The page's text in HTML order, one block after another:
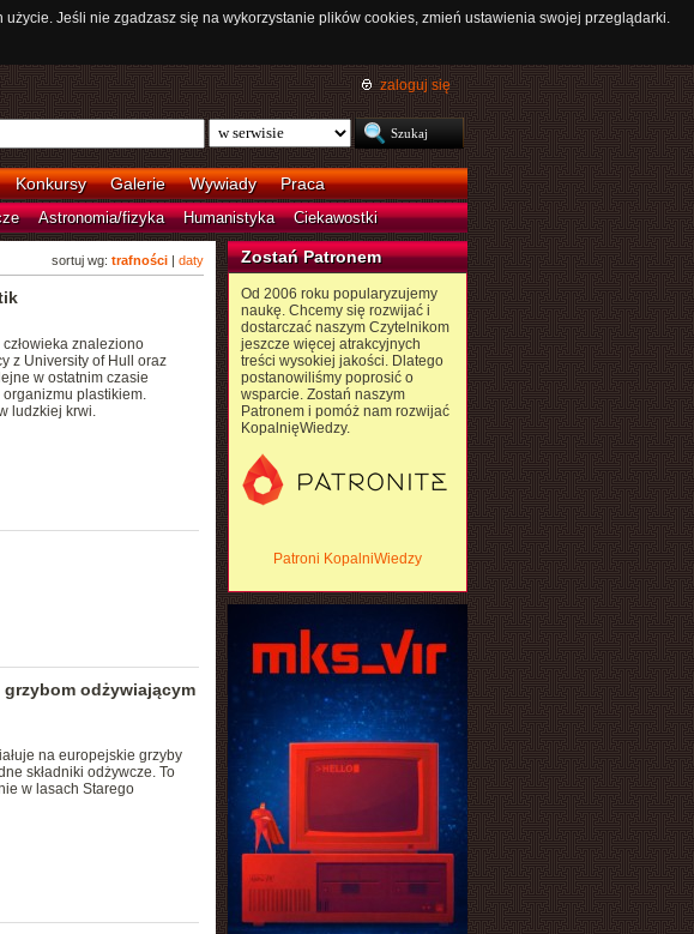
Jeśli nie zgadzasz się na wykorzystanie plików cookies, zmień ustawienia swojej przeglądarki.
zaloguj się
Konkursy Galerie Wywiady Praca
Astronomia/fizyka Humanistyka Ciekawostki
sortuj wg: trafności| daty
znaleziono
z University of Hull oraz
w ostatnim czasie
plastikiem.
ludzkiej krwi.
odżywiającym
na europejskie grzyby
składniki odżywcze. To
w lasach Starego
Zostań Patronem
Od 2006 roku popularyzujemy
naukę. Chcemy się rozwijać i
dostarczać naszym Czytelnikom
jeszcze więcej atrakcyjnych
treści wysokiej jakości. Dlatego
postanowiliśmy poprosić o
wsparcie. Zostań naszym
Patronem i pomóż nam rozwijać
KopalnięWiedzy.
Patroni KopalniWiedzy